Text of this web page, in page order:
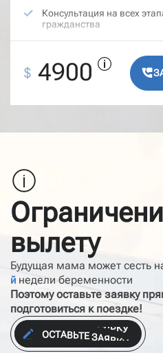
Консультация на всех
гражданства
Мониторинг статуса
$ 4900
вылету
Будущая мама может сесть
й недели беременности
Поэтому оставьте заявку
подготовиться к поездке!
ОСТАВЬТЕЗАЯВКУ
ОСТАВЬТЕЗАЯВКУ